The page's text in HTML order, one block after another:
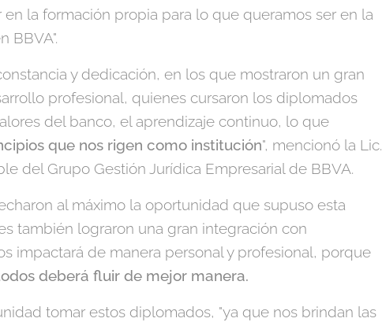
la formación propia para lo que queramos ser en la
BBVA".
y dedicación, en los que mostraron un gran
profesional, quienes cursaron los diplomados
del banco, el aprendizaje continuo, lo que
que nos rigen como institución", mencionó la Lic.
del Grupo Gestión Jurídica Empresarial de BBVA.
al máximo la oportunidad que supuso esta
también lograron una gran integración con
impactará de manera personal y profesional, porque
deberá fluir de mejor manera.
tomar estos diplomados, "ya que nos brindan las